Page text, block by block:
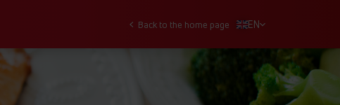
Back to the home page EN